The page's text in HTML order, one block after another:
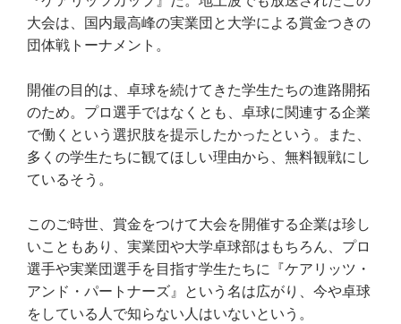
大会は、国内最高峰の実業団と大学による賞金つきの
団体戦トーナメント。
開催の目的は、卓球を続けてきた学生たちの進路開拓
のため。プロ選手ではなくとも、卓球に関連する企業
で働くという選択肢を提示したかったという。また、
多くの学生たちに観てほしい理由から、無料観戦にし
ているそう。
このご時世、賞金をつけて大会を開催する企業は珍し
いこともあり、実業団や大学卓球部はもちろん、プロ
選手や実業団選手を目指す学生たちに『ケアリッツ・
アンド・パートナーズ』という名は広がり、今や卓球
をしている人で知らない人はいないという。